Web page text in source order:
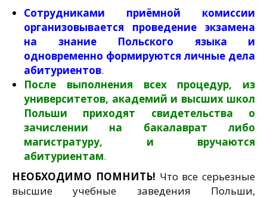
Сотрудниками приёмной комиссии
организовывается проведение экзамена
на знание Польского языка и
одновременно формируются личные дела
абитуриентов.
После выполнения всех процедур, из
университетов, академий и высших школ
Польши приходят свидетельства о
зачислении на бакалаврат либо
магистратуру, и вручаются
абитуриентам.
НЕОБХОДИМО ПОМНИТЬ! Что все серьезные
высшие учебные заведения Польши,